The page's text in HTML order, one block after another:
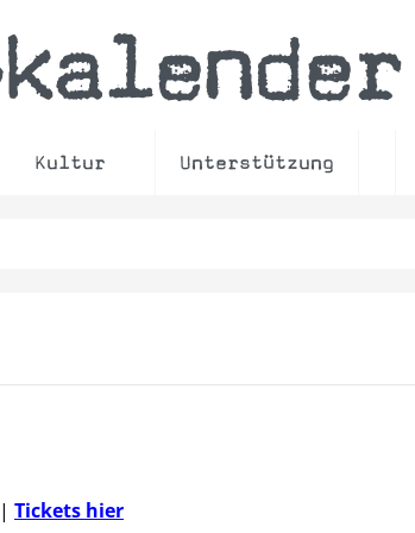
kalender
Kultur Unterstützung
| Tickets hier